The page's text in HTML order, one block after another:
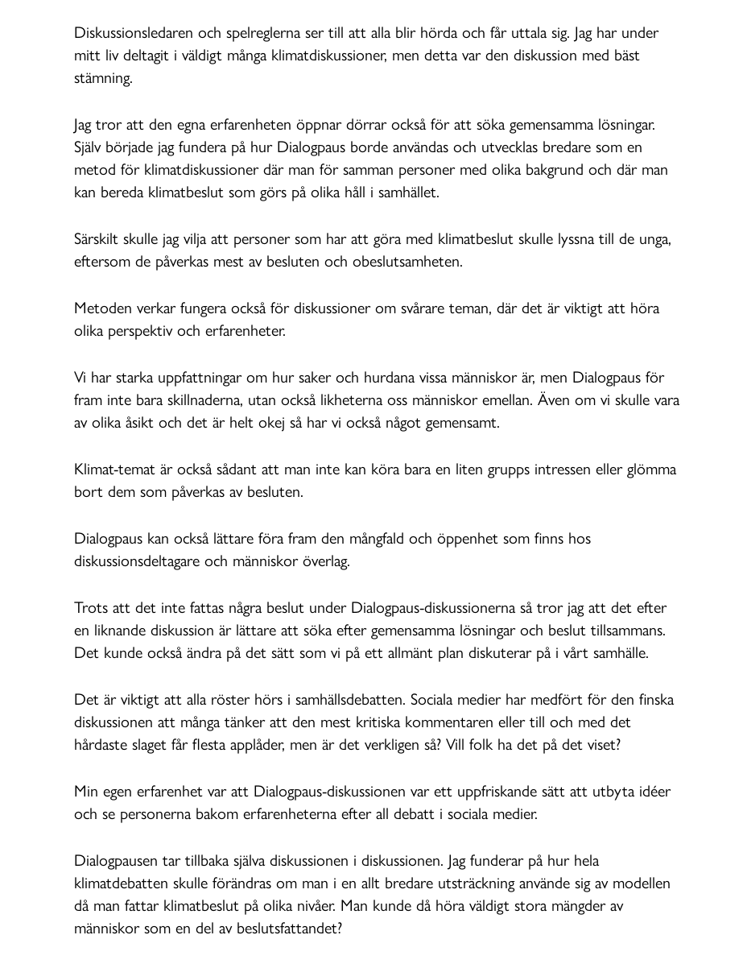
Diskussionsledaren och spelreglerna ser till att alla blir hörda och får uttala sig. Jag har under
mitt liv deltagit i väldigt många klimatdiskussioner, men detta var den diskussion med bäst
stämning.
Jag tror att den egna erfarenheten öppnar dörrar också för att söka gemensamma lösningar.
Själv började jag fundera på hur Dialogpaus borde användas och utvecklas bredare som en
metod för klimatdiskussioner där man för samman personer med olika bakgrund och där man
kan bereda klimatbeslut som görs på olika håll i samhället.
Särskilt skulle jag vilja att personer som har att göra med klimatbeslut skulle lyssna till de unga,
eftersom de påverkas mest av besluten och obeslutsamheten.
Metoden verkar fungera också för diskussioner om svårare teman, där det är viktigt att höra
olika perspektiv och erfarenheter.
Vi har starka uppfattningar om hur saker och hurdana vissa människor är, men Dialogpaus för
fram inte bara skillnaderna, utan också likheterna oss människor emellan. Även om vi skulle vara
av olika åsikt och det är helt okej så har vi också något gemensamt.
Klimat-temat är också sådant att man inte kan köra bara en liten grupps intressen eller glömma
bort dem som påverkas av besluten.
Dialogpaus kan också lättare föra fram den mångfald och öppenhet som finns hos
diskussionsdeltagare och människor överlag.
Trots att det inte fattas några beslut under Dialogpaus-diskussionerna så tror jag att det efter
en liknande diskussion är lättare att söka efter gemensamma lösningar och beslut tillsammans.
Det kunde också ändra på det sätt som vi på ett allmänt plan diskuterar på i vårt samhälle.
Det är viktigt att alla röster hörs i samhällsdebatten. Sociala medier har medfört för den finska
diskussionen att många tänker att den mest kritiska kommentaren eller till och med det
hårdaste slaget får flesta applåder, men är det verkligen så? Vill folk ha det på det viset?
Min egen erfarenhet var att Dialogpaus-diskussionen var ett uppfriskande sätt att utbyta idéer
och se personerna bakom erfarenheterna efter all debatt i sociala medier.
Dialogpausen tar tillbaka själva diskussionen i diskussionen. Jag funderar på hur hela
klimatdebatten skulle förändras om man i en allt bredare utsträckning använde sig av modellen
då man fattar klimatbeslut på olika nivåer. Man kunde då höra väldigt stora mängder av
människor som en del av beslutsfattandet?